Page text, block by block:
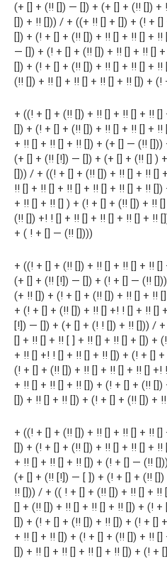
(+ [] + (!! []) — []) + (+ [] + (!! []) +
[]) + !! [])) / + ((+ !! [] + []) + (! +
[]) + (! + [] + (!! []) + !! [] + !! [] +
— []) + (! + [] + (!! []) + !! [] + !! []
[]) + (! + [] + (!! []) + !! [] + !! [] +
(!! []) + !! [] + !! [] + !! [] + !! []) + (!
+ ((! + [] + (!! []) + !! [] + !! [] + !!
[]) + (! + [] + (!! []) + !! [] + !! [] +
+ !! [] + !! [] + !! []) + (+ [] — (!! []))
(+ [] + (!! [!]) — []) + (+ [] + (!! [] )
[])) / + ((! + [] + (!! []) + !! [] + !! []
!! [] + !! [] + !! [] + !! [] + !! [] + !!
+ !! [] + !! [] ) + (! + [] + (!! []) + !!
(!! []) +! ! [] + !! [] + !! [] + !! [] + !!
+ ( ! + [] — (!! [])))
+ ((! + [] + (!! []) + !! [] + !! [] + !!
(+ [] + (!! [!]) — []) + (! + [] — (!!
(+ !! []) + (! + [] + (!! []) + !! [] + !!
+ (! + [] + (!! []) + !! [] +! ! [] + !! []
[!]) — []) + (+ [] + (! ! []) + !! [])) /
[] + !! [] + !! [ ] + !! [] + !! [] + []) +
+ !! [] +! ! [] + !! [] + !! []) + (! + []
(! + [] + (!! []) + !! [] + !! [] + !! [] +!
+ !! [] + !! [] + !! []) + (! + [] + (!!
[]) + !! [] + !! []) + (! + [] + (!! []) +
+ ((! + [] + (!! []) + !! [] + !! [] + !!
[]) + (! + [] + (!! []) + !! [] + !! [] +
+ !! [] + !! [] + !! []) + (! + [] — (!!
(+ [] + (!! [!]) — [ ]) + (! + [] + (!!
!! [])) / + (( ! + [] + (!! []) + !! [] + !!
[] + (!! []) + !! [] + !! [] + !! []) + (!
[]) + (! + [] + (!! []) + !! []) + (! + []
+ !! [] + !! []) + (! + [] + (!! []) + !!
[]) + !! [] + !! [] + !! [] + !! []) + (! +